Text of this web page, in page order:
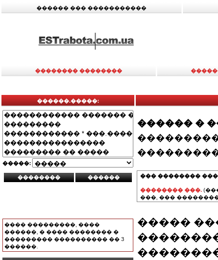
������ ��� �����������
�������� ��������
������.�����:
�����:
���� ���������, ����
������, � ���� �������� �
��������� ���������� �� 3
������.
������ �
��� ��������
�������� ���.
���, ���
�����